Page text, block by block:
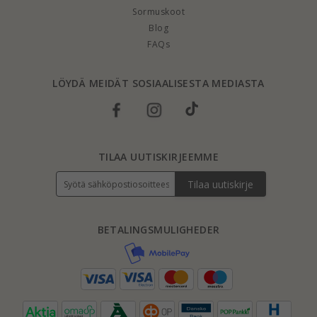
Sormuskoot
Blog
FAQs
LÖYDÄ MEIDÄT SOSIAALISESTA MEDIASTA
BETALINGSMULIGHEDER
TILAA UUTISKIRJEEMME
Tilaa uutiskirje